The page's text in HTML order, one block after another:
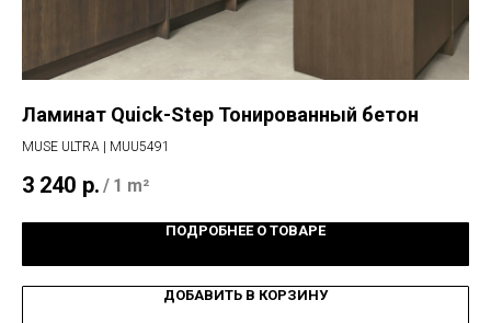
Ламинат Quick-Step Тонированный бетон
MUSE ULTRA | MUU5491
3 240 р. / 1 m²
ПОДРОБНЕЕ О ТОВАРЕ
ДОБАВИТЬ В КОРЗИНУ